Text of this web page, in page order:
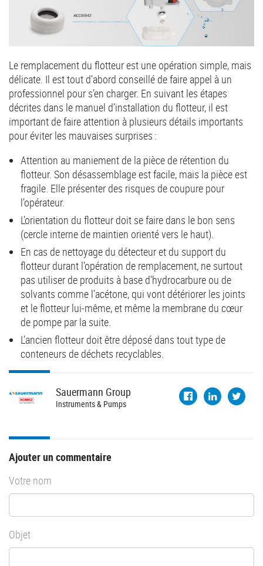
Le remplacement du flotteur est une opération simple, mais
délicate. Il est tout d’abord conseillé de faire appel à un
professionnel pour s’en charger. En suivant les étapes
décrites dans le manuel d’installation du flotteur, il est
important de faire attention à plusieurs détails importants
pour éviter les mauvaises surprises :
Attention au maniement de la pièce de rétention du
flotteur. Son désassemblage est facile, mais la pièce est
fragile. Elle présenter des risques de coupure pour
l’opérateur.
L’orientation du flotteur doit se faire dans le bon sens
(cercle interne de maintien orienté vers le haut).
En cas de nettoyage du détecteur et du support du
flotteur durant l’opération de remplacement, ne surtout
pas utiliser de produits à base d’hydrocarbure ou de
solvants comme l’acétone, qui vont détériorer les joints
et le flotteur lui-même, et même la membrane du cœur
de pompe par la suite.
L’ancien flotteur doit être déposé dans tout type de
conteneurs de déchets recyclables.
Sauermann Group
Instruments & Pumps
Ajouter un commentaire
Votre nom
Objet